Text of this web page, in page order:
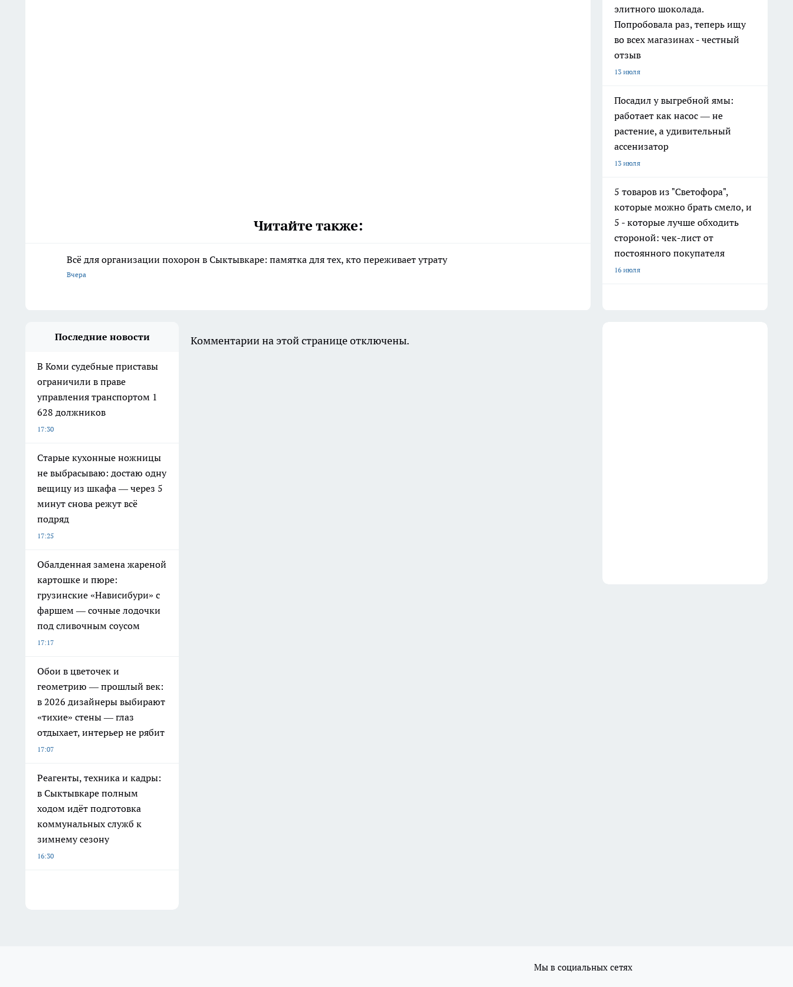
Читайте также:
Всё для организации похорон в Сыктывкаре: памятка для тех, кто переживает утрату
Вчера
элитного шоколада.
Попробовала раз, теперь ищу
во всех магазинах - честный
отзыв
13 июля
Посадил у выгребной ямы:
работает как насос — не
растение, а удивительный
ассенизатор
13 июля
5 товаров из "Светофора",
которые можно брать смело, и
5 - которые лучше обходить
стороной: чек-лист от
постоянного покупателя
16 июля
Последние новости
В Коми судебные приставы
ограничили в праве
управления транспортом 1
628 должников
17:30
Старые кухонные ножницы
не выбрасываю: достаю одну
вещицу из шкафа — через 5
минут снова режут всё
подряд
17:25
Обалденная замена жареной
картошке и пюре:
грузинские «Нависибури» с
фаршем — сочные лодочки
под сливочным соусом
17:17
Обои в цветочек и
геометрию — прошлый век:
в 2026 дизайнеры выбирают
«тихие» стены — глаз
отдыхает, интерьер не рябит
17:07
Реагенты, техника и кадры:
в Сыктывкаре полным
ходом идёт подготовка
коммунальных служб к
зимнему сезону
16:30
Комментарии на этой странице отключены.
Мы в социальных сетях